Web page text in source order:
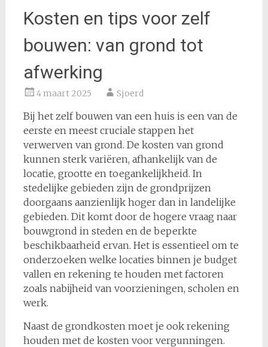
Kosten en tips voor zelf
bouwen: van grond tot
afwerking
4 maart 2025 Sjoerd
Bij het zelf bouwen van een huis is een van de
eerste en meest cruciale stappen het
verwerven van grond. De kosten van grond
kunnen sterk variëren, afhankelijk van de
locatie, grootte en toegankelijkheid. In
stedelijke gebieden zijn de grondprijzen
doorgaans aanzienlijk hoger dan in landelijke
gebieden. Dit komt door de hogere vraag naar
bouwgrond in steden en de beperkte
beschikbaarheid ervan. Het is essentieel om te
onderzoeken welke locaties binnen je budget
vallen en rekening te houden met factoren
zoals nabijheid van voorzieningen, scholen en
werk.
Naast de grondkosten moet je ook rekening
houden met de kosten voor vergunningen.